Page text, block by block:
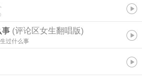
事 (评论区女生翻唱版)
过什么事